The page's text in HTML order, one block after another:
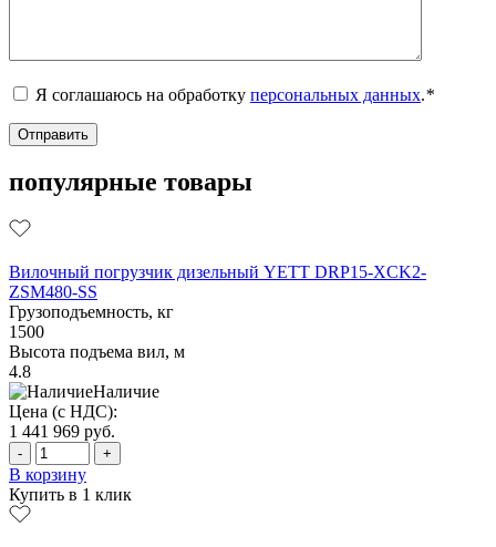
Я соглашаюсь на обработку персональных данных.*
популярные товары
Вилочный погрузчик дизельный YETT DRP15-XCK2-
ZSM480-SS
Грузоподъемность, кг
1500
Высота подъема вил, м
4.8
Наличие
Цена (с НДС):
1 441 969 руб.
- +
В корзину
Купить в 1 клик